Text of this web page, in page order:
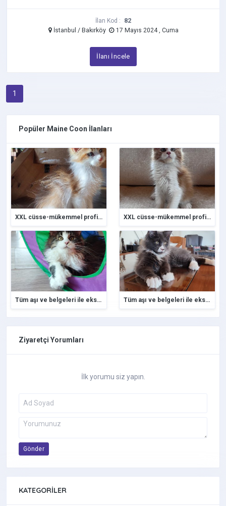
İlan Kod : 82
İstanbul / Bakırköy 17 Mayıs 2024 , Cuma
İlanı İncele
1
Popüler Maine Coon İlanları
XXL cüsse-mükemmel profil-dopdolu belge XXL cüsse-mükemmel profil-dopdolu belge - Maine Coon
Tüm aşı ve belgeleri ile eksiksiz safkan secereli Mainecoon Tüm aşı ve belgeleri ile eksiksiz safkan secereli Mainecoon
Ziyaretçi Yorumları
İlk yorumu siz yapın.
Gönder
KATEGORILER